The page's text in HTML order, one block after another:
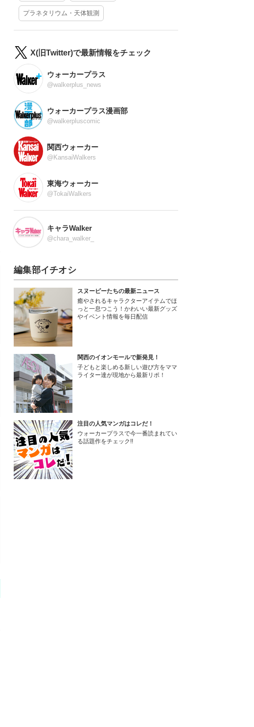
プラネタリウム・天体観測
X(旧Twitter)で最新情報をチェック
ウォーカープラス
@walkerplus_news
ウォーカープラス漫画部
@walkerpluscomic
関西ウォーカー
@KansaiWalkers
東海ウォーカー
@TokaiWalkers
キャラWalker
@chara_walker_
編集部イチオシ
スヌーピーたちの最新ニュース
癒やされるキャラクターアイテムでほ
っと一息つこう！かわいい最新グッズ
やイベント情報を毎日配信
関西のイオンモールで新発見！
子どもと楽しめる新しい遊び方をママ
ライター達が現地から最新リポ！
注目の人気マンガはコレだ！
ウォーカープラスで今一番読まれてい
る話題作をチェック!!